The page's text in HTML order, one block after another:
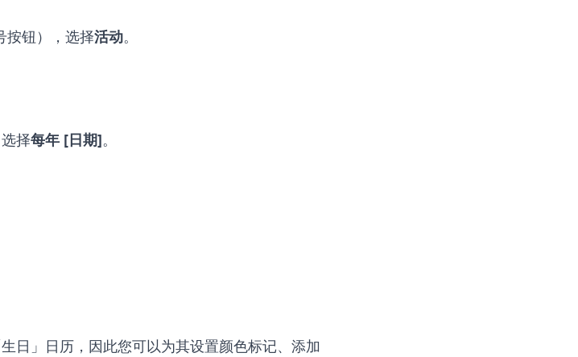
按钮），选择活动。
择每年 [日期]。
日」日历，因此您可以为其设置颜色标记、添加